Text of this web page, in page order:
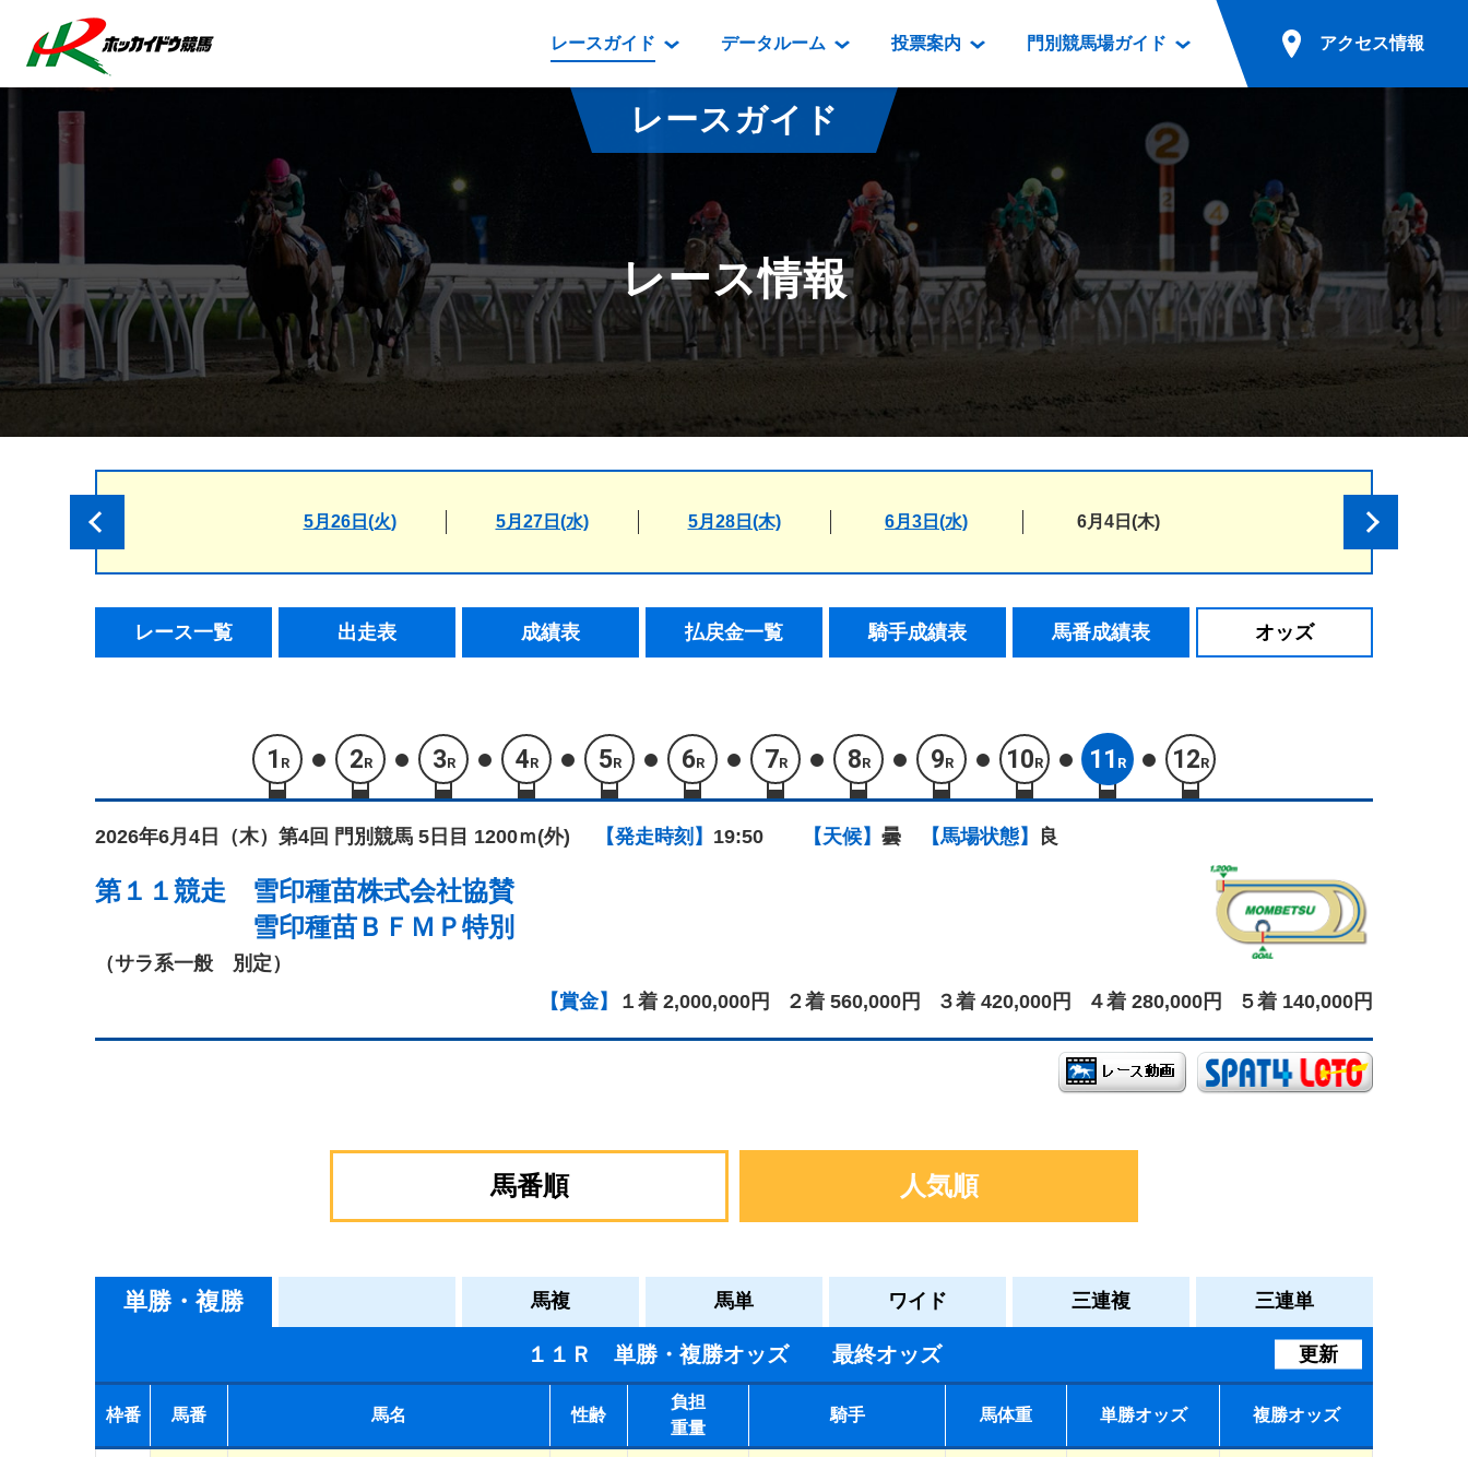
レースガイド
レース情報
払戻金一覧
騎手成績表
馬番成績表
オッズ
番組・級別表ダウンロード
開催カレンダー
重賞競走体系図
スタリオンシリーズ競走
道内の発売情報(PDF)
データルーム
データルーム
騎手・調教師紹介
坂路調教映像
遠征馬情報
番組編成要領
映像コンテンツ
重賞競走VTR
重賞競走参考VTR
レースダイジェスト
新馬ダイジェスト
投票案内
電話・インターネット投票
場外発売所
実況・テレホンサービス
発売・払戻
門別競馬場ガイド
門別競馬場情報
門別競馬場グルメ
とねっこジンギスカン
いずみ食堂
ルンビニフードカフェ
勝馬屋
アクセス情報
無料送迎バスでのご来場
公共の交通機関でのご来場
レースガイド
レース情報
5月26日(火) 5月27日(水) 5月28日(木) 6月3日(水) 6月4日(木)
レース一覧 出走表 成績表 払戻金一覧 騎手成績表 馬番成績表 オッズ
1 R 2R 3R 4R 5R 6R 7R 8R 9R 10R 11 R 12R
2026年6月4日（木） 第4回 門別競馬 5日目 1200ｍ(外) 【発走時刻】 19:50 【天候】 曇 【馬場状態】 良
第１１競走 雪印種苗株式会社協賛
雪印種苗ＢＦＭＰ特別
（サラ系一般 別定）
【賞金】
１着 2,000,000円 ２着 560,000円 ３着 420,000円 ４着 280,000円 ５着 140,000円
馬番順 人気順
単勝・複勝 馬複 馬単 ワイド 三連複 三連単
１１Ｒ 単勝・複勝オッズ 最終オッズ 更新
枠番 馬番 馬名 性齢
負担
重量
騎手 馬体重 単勝オッズ 複勝オッズ